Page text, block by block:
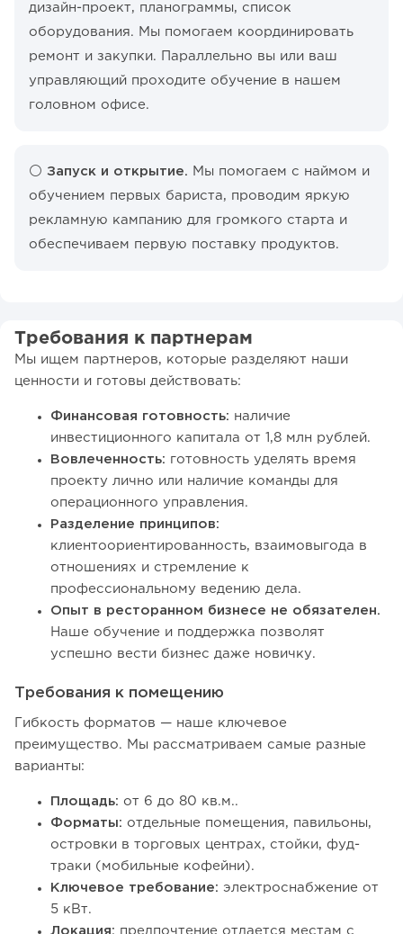
дизайн-проект, планограммы, список
оборудования. Мы помогаем координировать
ремонт и закупки. Параллельно вы или ваш
управляющий проходите обучение в нашем
головном офисе.
⚪️ Запуск и открытие. Мы помогаем с наймом и
обучением первых бариста, проводим яркую
рекламную кампанию для громкого старта и
обеспечиваем первую поставку продуктов.
Требования к партнерам
Мы ищем партнеров, которые разделяют наши
ценности и готовы действовать:
Финансовая готовность: наличие
инвестиционного капитала от 1,8 млн рублей.
Вовлеченность: готовность уделять время
проекту лично или наличие команды для
операционного управления.
Разделение принципов:
клиентоориентированность, взаимовыгода в
отношениях и стремление к
профессиональному ведению дела.
Опыт в ресторанном бизнесе не обязателен.
Наше обучение и поддержка позволят
успешно вести бизнес даже новичку.
Требования к помещению
Гибкость форматов — наше ключевое
преимущество. Мы рассматриваем самые разные
варианты:
Площадь: от 6 до 80 кв.м..
Форматы: отдельные помещения, павильоны,
островки в торговых центрах, стойки, фуд-
траки (мобильные кофейни).
Ключевое требование: электроснабжение от
5 кВт.
Локация: предпочтение отдается местам с